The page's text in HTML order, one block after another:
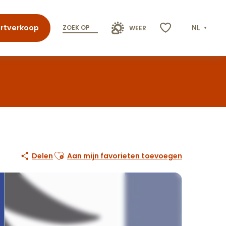
ZOEK OP WEER NL
Delen Ajouter aux favoris
Aan mijn favorieten toevoegen